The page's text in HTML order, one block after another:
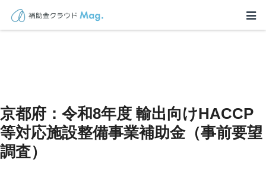
京都府：令和8年度 輸出向けHACCP
等対応施設整備事業補助金（事前要望
調査）